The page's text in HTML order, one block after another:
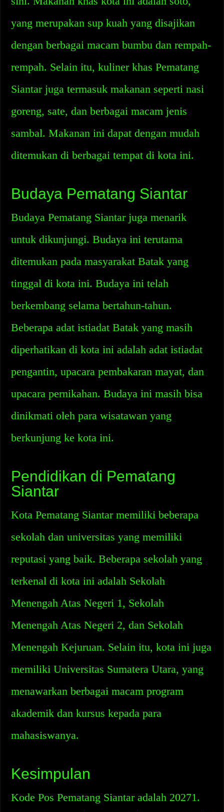
yang merupakan sup kuah yang disajikan
dengan berbagai macam bumbu dan rempah-
rempah. Selain itu, kuliner khas Pematang
Siantar juga termasuk makanan seperti nasi
goreng, sate, dan berbagai macam jenis
sambal. Makanan ini dapat dengan mudah
ditemukan di berbagai tempat di kota ini.
Budaya Pematang Siantar
Budaya Pematang Siantar juga menarik
untuk dikunjungi. Budaya ini terutama
ditemukan pada masyarakat Batak yang
tinggal di kota ini. Budaya ini telah
berkembang selama bertahun-tahun.
Beberapa adat istiadat Batak yang masih
diperhatikan di kota ini adalah adat istiadat
pengantin, upacara pembakaran mayat, dan
upacara pernikahan. Budaya ini masih bisa
dinikmati oleh para wisatawan yang
berkunjung ke kota ini.
Pendidikan di Pematang
Siantar
Kota Pematang Siantar memiliki beberapa
sekolah dan universitas yang memiliki
reputasi yang baik. Beberapa sekolah yang
terkenal di kota ini adalah Sekolah
Menengah Atas Negeri 1, Sekolah
Menengah Atas Negeri 2, dan Sekolah
Menengah Kejuruan. Selain itu, kota ini juga
memiliki Universitas Sumatera Utara, yang
menawarkan berbagai macam program
akademik dan kursus kepada para
mahasiswanya.
Kesimpulan
Kode Pos Pematang Siantar adalah 20271.